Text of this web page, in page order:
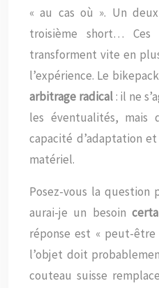
« au cas où ». Un
troisième short… Ces
transforment vite en
l’expérience. Le
arbitrage radical: il ne
les éventualités, mais
capacité d’adaptation
matériel.
Posez-vous la question
aurai-je un besoin
réponse est « peut-
l’objet doit
couteau suisse